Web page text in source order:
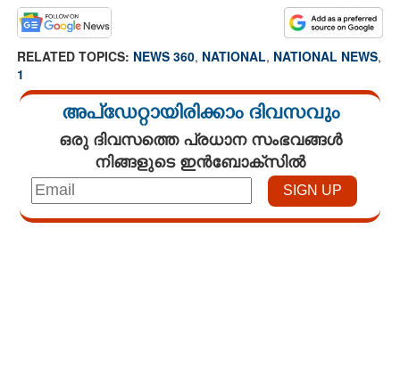
RELATED TOPICS: NEWS 360, NATIONAL, NATIONAL NEWS,
1
അപ്ഡേറ്റായിരിക്കാം ദിവസവും
ഒരു ദിവസത്തെ പ്രധാന സംഭവങ്ങൾ
നിങ്ങളുടെ ഇൻബോക്സിൽ